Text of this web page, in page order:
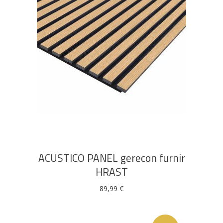
ACUSTICO PANEL gerecon furnir
HRAST
89,99 €